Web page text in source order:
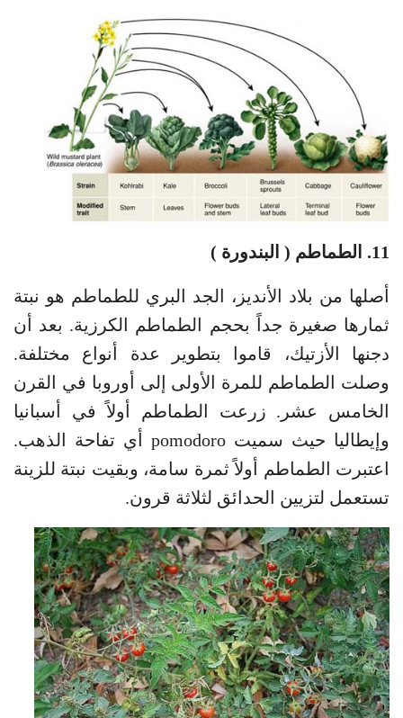
11. الطماطم ( البندورة )
أصلها من بلاد الأنديز، الجد البري للطماطم هو نبتة
ثمارها صغيرة جداً بحجم الطماطم الكرزية. بعد أن
دجنها الأزتيك، قاموا بتطوير عدة أنواع مختلفة.
وصلت الطماطم للمرة الأولى إلى أوروبا في القرن
الخامس عشر. زرعت الطماطم أولاً في أسبانيا
وإيطاليا حيث سميت pomodoro أي تفاحة الذهب.
اعتبرت الطماطم أولاً ثمرة سامة، وبقيت نبتة للزينة
تستعمل لتزيين الحدائق لثلاثة قرون.